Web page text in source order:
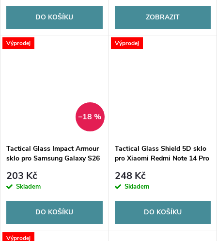
DO KOŠÍKU ZOBRAZIT
Výprodej
–18 %
Tactical Glass Impact Armour
sklo pro Samsung Galaxy S26
203 Kč
Skladem
DO KOŠÍKU
Výprodej
Tactical Glass Shield 5D sklo
pro Xiaomi Redmi Note 14 Pro
248 Kč
Skladem
DO KOŠÍKU
Výprodej